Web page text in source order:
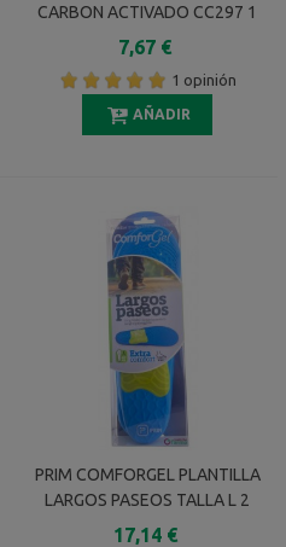
CARBON ACTIVADO CC297 1
PAR
7,67 €
1 opinión
AÑADIR
PRIM COMFORGEL PLANTILLA
LARGOS PASEOS TALLA L 2
UNIDADES
17,14 €